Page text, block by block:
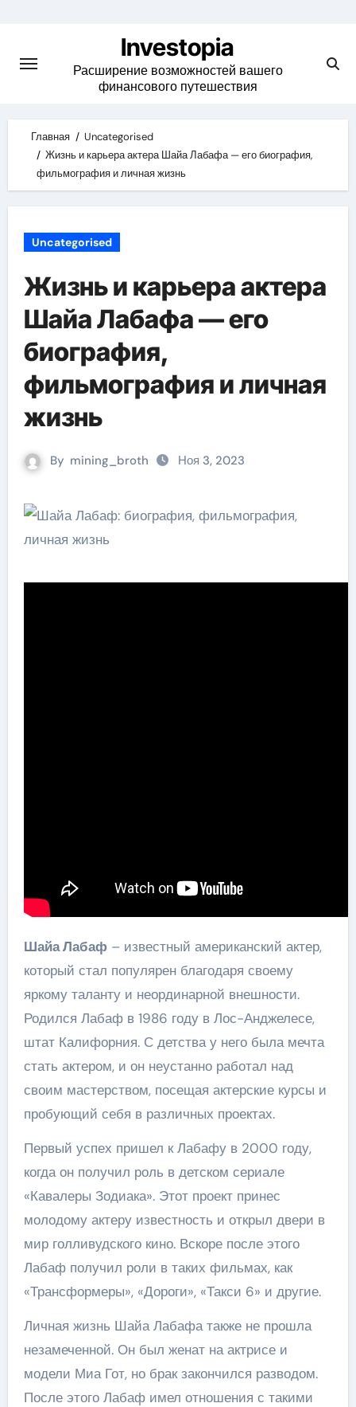
content
Investopia
Расширение возможностей вашего
финансового путешествия
Главная
Uncategorised
Жизнь и карьера актера Шайа Лабафа — его биография,
фильмография и личная жизнь
Uncategorised
Жизнь и карьера актера
Шайа Лабафа — его
биография,
фильмография и личная
жизнь
By mining_broth Ноя 3, 2023
Шайа Лабаф– известный американский актер,
который стал популярен благодаря своему
яркому таланту и неординарной внешности.
Родился Лабаф в 1986 году в Лос-Анджелесе,
штат Калифорния. С детства у него была мечта
стать актером, и он неустанно работал над
своим мастерством, посещая актерские курсы и
пробующий себя в различных проектах.
Первый успех пришел к Лабафу в 2000 году,
когда он получил роль в детском сериале
«Кавалеры Зодиака». Этот проект принес
молодому актеру известность и открыл двери в
мир голливудского кино. Вскоре после этого
Лабаф получил роли в таких фильмах, как
«Трансформеры», «Дороги», «Такси 6» и другие.
Личная жизнь Шайа Лабафа также не прошла
незамеченной. Он был женат на актрисе и
модели Миа Гот, но брак закончился разводом.
После этого Лабаф имел отношения с такими